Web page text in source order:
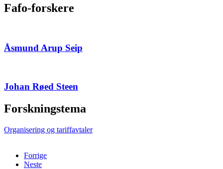
Fafo-forskere
Åsmund Arup Seip
Johan Røed Steen
Forskningstema
Organisering og tariffavtaler
Forrige
Neste